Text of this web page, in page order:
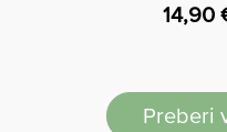
14,90
Preberi